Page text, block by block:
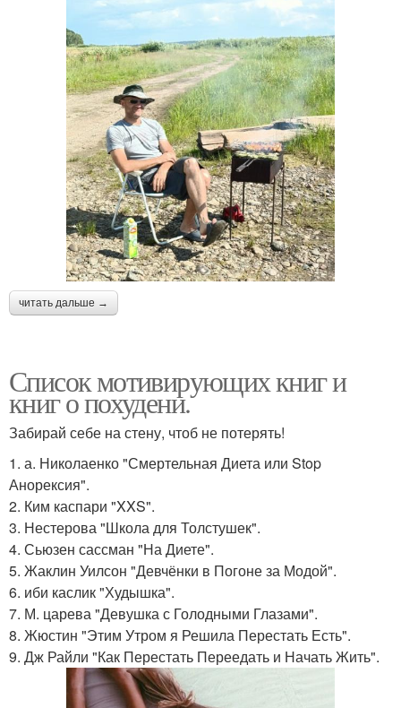
читать дальше →
Список мотивирующих книг и
книг о похудени.
Забирай себе на стену, чтоб не потерять!
1. а. Николаенко "Смертельная Диета или Stop
Анорексия".
2. Ким каспари "XXS".
3. Нестерова "Школа для Толстушек".
4. Сьюзен сассман "На Диете".
5. Жаклин Уилсон "Девчёнки в Погоне за Модой".
6. иби каслик "Худышка".
7. М. царева "Девушка с Голодными Глазами".
8. Жюстин "Этим Утром я Решила Перестать Есть".
9. Дж Райли "Как Перестать Переедать и Начать Жить".